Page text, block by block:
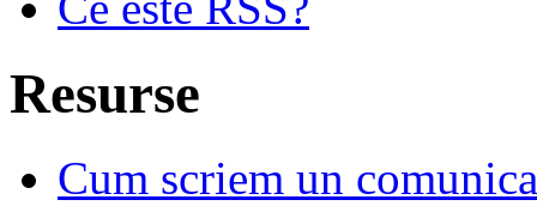
Resurse
Cum scriem un